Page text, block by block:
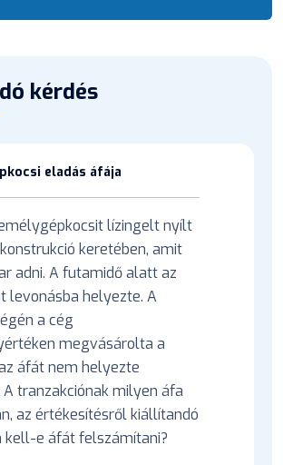
kérdés
eladás áfája
lízingelt nyílt
keretében, amit
adni. A futamidő alatt az
levonásba helyezte. A
a cég
megvásárolta a
áfát nem helyezte
tranzakciónak milyen áfa
az értékesítésről kiállítandó
kell-e áfát felszámítani?